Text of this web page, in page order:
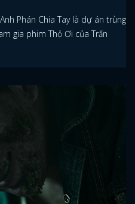
Phán Chia Tay là dự án trùng
gia phim Thỏ Ơi của Trấn